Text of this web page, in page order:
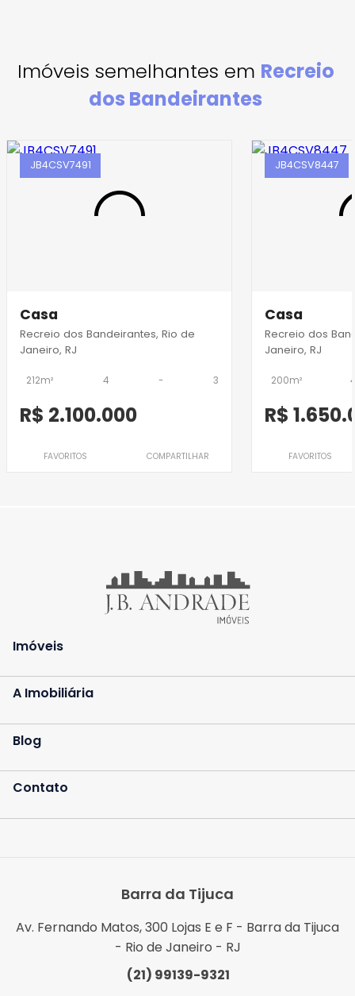
Imóveis semelhantes em Recreio
dos Bandeirantes
JB4CSV7491
Casa
Recreio dos Bandeirantes, Rio de
Janeiro, RJ
212m² 4 - 3
R$ 2.100.000
FAVORITOS COMPARTILHAR
JB4CSV8447
Casa
Recreio dos
Janeiro, RJ
200m²
R$
FAVORITOS
Imóveis
A Imobiliária
Blog
Contato
Barra da Tijuca
Av. Fernando Matos, 300 Lojas E e F - Barra da Tijuca
- Rio de Janeiro - RJ
(21) 99139-9321